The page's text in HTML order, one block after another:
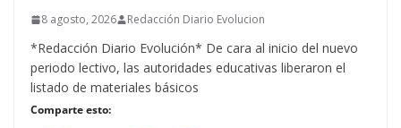
8 agosto, 2026 Redacción Diario Evolucion
*Redacción Diario Evolución* De cara al inicio del nuevo
periodo lectivo, las autoridades educativas liberaron el
listado de materiales básicos
Comparte esto: